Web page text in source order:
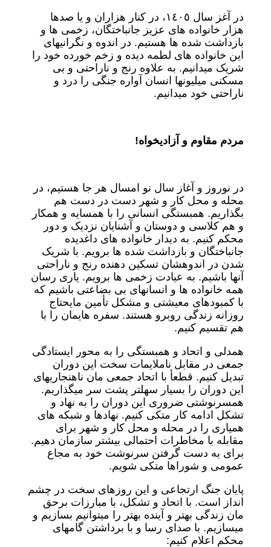
در آغز سال ١٤٠٥، در کنار هزاران و یا صدها
هزار خانواده های عزیز جانباختگان، زخمی ها و
بازداشت شده ها هستیم. در اندوه و نگرانیهای
این خانواده های لطمه دیده و زخم خورده خود را
شریک میدانیم. به علاوه رنج و ناراحتی و بی
مسکنی میلیونها انسان آواره جنگی را درد و
ناراحتی خود میدانیم.
مردم مقاوم و آزادیخواه!
در نوروز و آغاز سال نو امسال هر جا هستیم، در
محله و محل کار و شهر دست در دست هم
بگذاریم. همبستگی انسانی را با همسایه و همکار
و هم کلاسی و دوستان و آشنایان نزدیک و دور
محکم کنیم. به دیدار خانواده های داغدیده
جانباختگان و بازداشت شده ها برویم. با شریک
شدن در اندوهشان تسکین دهنده رنج و ناراحتی
آنها باشیم. به عیادت زخمی ها برویم. یاری رسان
همه خانواده ها و انسانهای بی بضاعتی باشیم که
با کمبودهای معیشتی و مشکل تأمین مایحتاج
روزانه زندگی روبرو هستند. سفره هایمان را با
هم تقسیم کنیم.
همدلی و اتحاد و همبستگی را به محور ایستادگی
جمعی در مقابل ناملایمات سخت این دوران
تبدیل کنیم. قطعأ با اتحاد جمعی مان ناهنجاریهای
این دوران را بسیار سهلتر پشت سر میگذاریم.
همسرنوشتی ضروری این دوران را به نهاد و
تشکل ادامه کار متکی کنیم. نهادها و شبکه های
همیاری را در محله و محل کار و شهر برای
مقابله با مخاطرات احتمالی بیشتر سازمان دهیم.
برای به دست گرفتن سرنوشت خود به مجاع
عمومی و شوراها متکی شویم.
پایان جنگ ارتجاعی و این روزهای سخت در چشم
انداز است. با اتحاد و تشکل، با مبارزات برحق
مان زندگی بهتر و آینده بهتر را میتوانیم بسازیم و
میسازیم. با صدای رسا و با برداشتن گامهای
محکم اعلام کنیم: